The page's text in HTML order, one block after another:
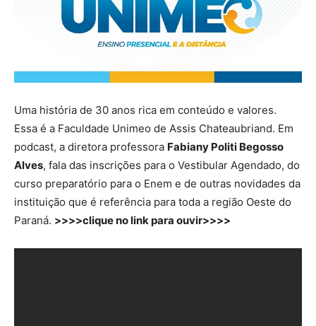
Uma história de 30 anos rica em conteúdo e valores.
Essa é a Faculdade Unimeo de Assis Chateaubriand. Em
podcast, a diretora professora Fabiany Politi Begosso
Alves, fala das inscrições para o Vestibular Agendado, do
curso preparatório para o Enem e de outras novidades da
instituição que é referência para toda a região Oeste do
Paraná. >>>>clique no link para ouvir>>>>